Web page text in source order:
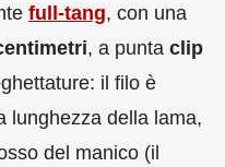
full-tang, con una
, a punta clip
il filo è
lunghezza della lama,
del manico (il